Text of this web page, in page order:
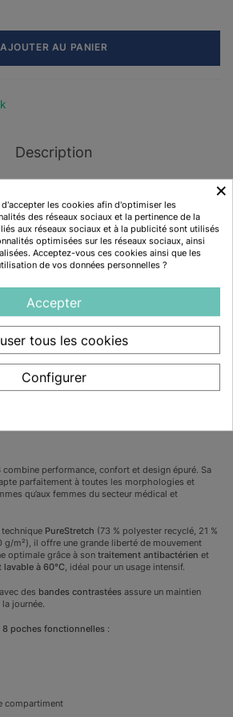
AJOUTER AU PANIER
Description
combine performance, confort et design épuré. Sa
parfaitement à toutes les morphologies et
qu’aux femmes du secteur médical et
PureStretch (73 % polyester recyclé, 21 %
g/m²), il offre une grande liberté de mouvement
optimale grâce à son traitement antibactérien et
lavable à 60°C , idéal pour un usage intensif.
avec des bandes contrastées assure un maintien
journée.
8 poches fonctionnelles :
compartiment
×
les cookies afin d'optimiser les
des réseaux sociaux et la pertinence de la
aux réseaux sociaux et à la publicité sont utilisés
optimisées sur les réseaux sociaux, ainsi
Acceptez-vous ces cookies ainsi que les
de vos données personnelles ?
Accepter
tous les cookies
Configurer